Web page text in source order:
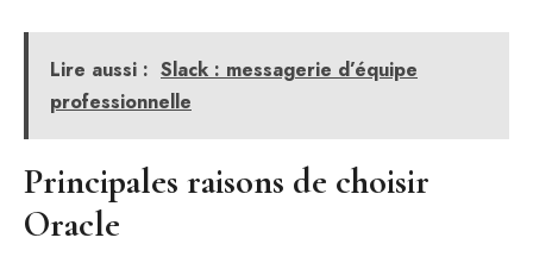
Lire aussi : Slack : messagerie d’équipe
professionnelle
Principales raisons de choisir
Oracle